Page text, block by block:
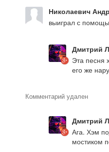
Николаевич
выиграл с
Дмитрий
Эта песня
его же
Комментарий удален
Дмитрий
Ага. Хэм
мостиком